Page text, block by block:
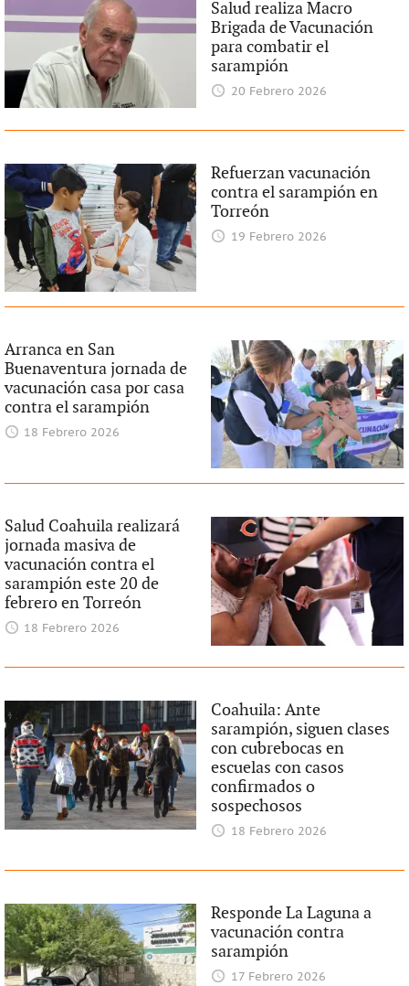
Salud realiza Macro
Brigada de Vacunación
para combatir el
sarampión
20 Febrero 2026
Refuerzan vacunación
contra el sarampión en
Torreón
19 Febrero 2026
Arranca en San
Buenaventura jornada de
vacunación casa por casa
contra el sarampión
18 Febrero 2026
Salud Coahuila realizará
jornada masiva de
vacunación contra el
sarampión este 20 de
febrero en Torreón
18 Febrero 2026
Coahuila: Ante
sarampión, siguen clases
con cubrebocas en
escuelas con casos
confirmados o
sospechosos
18 Febrero 2026
Responde La Laguna a
vacunación contra
sarampión
17 Febrero 2026